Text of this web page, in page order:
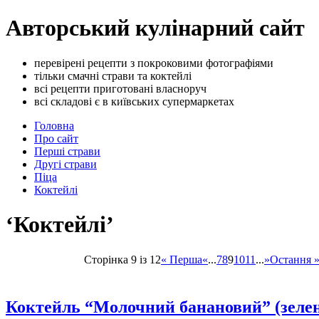
Авторський кулінарний сайт
перевірені рецепти з покроковими фотографіями
тільки смачні страви та коктейлі
всі рецепти приготовані власноруч
всі складові є в київських супермаркетах
Головна
Про сайт
Перші страви
Другі страви
Піца
Коктейлі
‘Коктейлі’
Сторінка 9 із 12« Перша«...7891011 ...»Остання »
Коктейль “Молочний банановий”